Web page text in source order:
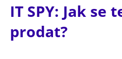
IT SPY: Jak se
prodat?